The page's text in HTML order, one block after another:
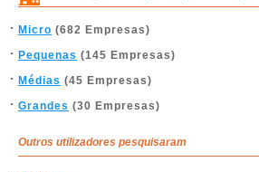
Micro (682 Empresas)
Pequenas (145 Empresas)
Médias (45 Empresas)
Grandes (30 Empresas)
Outros utilizadores pesquisaram